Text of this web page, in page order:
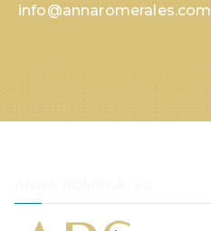
info@annaromerales.com